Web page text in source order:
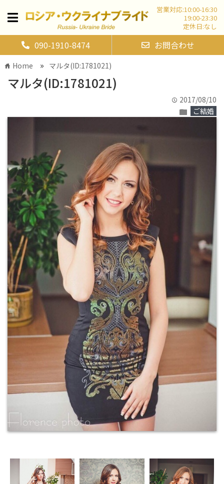
営業対応:10:00-16:30
19:00-23:30
定休日:なし
090-1910-8474 お問合わせ
home Home » マルタ(ID:1781021)
マルタ(ID:1781021)
time 2017/08/10
folder ご結婚